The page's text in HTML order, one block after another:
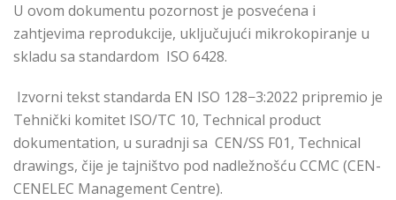
U ovom dokumentu pozornost je posvećena i
zahtjevima reprodukcije, uključujući mikrokopiranje u
skladu sa standardom ISO 6428.
Izvorni tekst standarda EN ISO 128−3:2022 pripremio je
Tehnički komitet ISO/TC 10, Technical product
dokumentation, u suradnji sa CEN/SS F01, Technical
drawings, čije je tajništvo pod nadležnošću CCMC (CEN-
CENELEC Management Centre).